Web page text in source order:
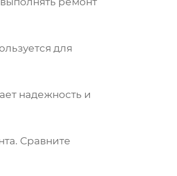
для
надежность и
Сравните